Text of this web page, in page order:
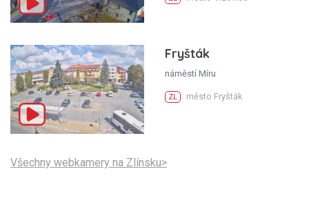
Fryšták
náměstí Míru
ZL město Fryšták
Všechny webkamery na Zlínsku>